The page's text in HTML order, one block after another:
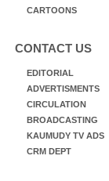
CARTOONS
CONTACT US
EDITORIAL
ADVERTISMENTS
CIRCULATION
BROADCASTING
KAUMUDY TV ADS
CRM DEPT